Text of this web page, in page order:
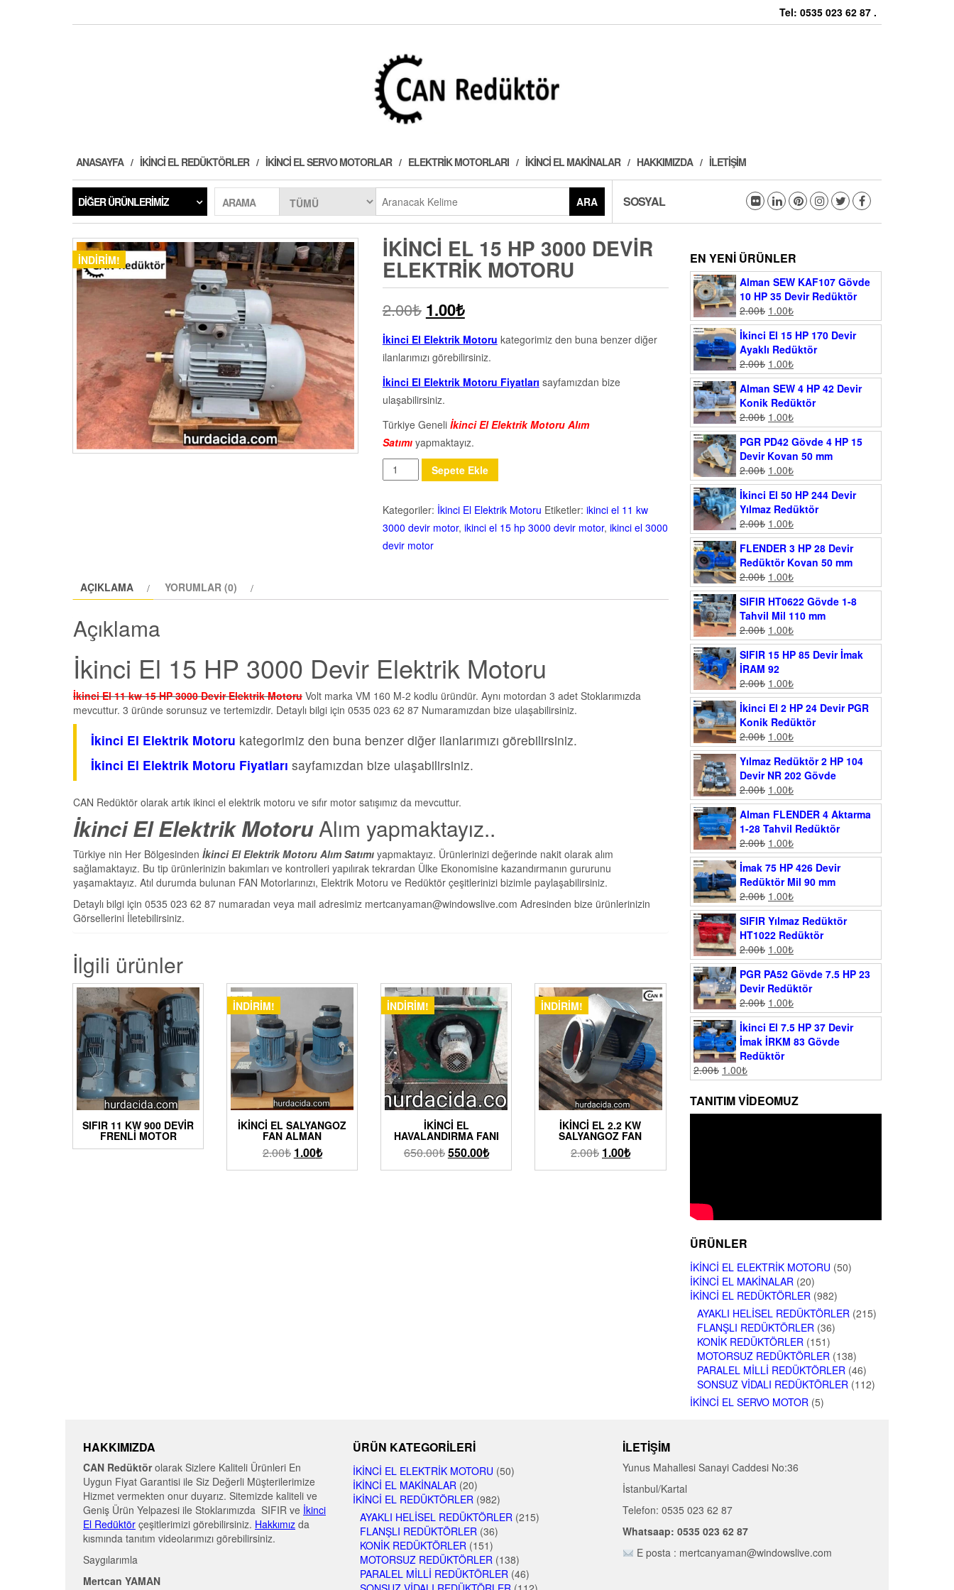
Tel: 0535 023 62 87 .
ANASAYFA İKINCI EL REDÜKTÖRLER İKINCI EL SERVO MOTORLAR ELEKTRIK MOTORLARI İKINCI EL MAKINALAR HAKKIMIZDA İLETIŞIM
DIĞER ÜRÜNLERIMIZ ARAMA ARA SOSYAL
İNDIRIM! İKINCI EL 15 HP 3000 DEVIR
ELEKTRIK MOTORU
2.00₺ 1.00₺
İkinci El Elektrik Motoru kategorimiz den buna benzer diğer
ilanlarımızı görebilirsiniz.
İkinci El Elektrik Motoru Fiyatları sayfamızdan bize
ulaşabilirsiniz.
Türkiye Geneli İkinci El Elektrik Motoru Alım
Satımıyapmaktayız.
Miktar
Sepete Ekle
Kategoriler: İkinci El Elektrik Motoru Etiketler: ikinci el 11 kw
3000 devir motor, ikinci el 15 hp 3000 devir motor, ikinci el 3000
devir motor
AÇIKLAMA YORUMLAR (0)
Açıklama
İkinci El 15 HP 3000 Devir Elektrik Motoru
İkinci El 11 kw 15 HP 3000 Devir Elektrik Motoru Volt marka VM 160 M-2 kodlu üründür. Aynı motordan 3 adet Stoklarımızda
mevcuttur. 3 üründe sorunsuz ve tertemizdir. Detaylı bilgi için 0535 023 62 87 Numaramızdan bize ulaşabilirsiniz.
İkinci El Elektrik Motoru kategorimiz den buna benzer diğer ilanlarımızı görebilirsiniz.
İkinci El Elektrik Motoru Fiyatları sayfamızdan bize ulaşabilirsiniz.
CAN Redüktör olarak artık ikinci el elektrik motoru ve sıfır motor satışımız da mevcuttur.
İkinci El Elektrik MotoruAlım yapmaktayız..
Türkiye nin Her Bölgesinden İkinci El Elektrik Motoru Alım Satımı yapmaktayız. Ürünlerinizi değerinde nakit olarak alım
sağlamaktayız. Bu tip ürünlerinizin bakımları ve kontrolleri yapılırak tekrardan Ülke Ekonomisine kazandırmanın gururunu
yaşamaktayız. Atıl durumda bulunan FAN Motorlarınızı, Elektrik Motoru ve Redüktör çeşitlerinizi bizimle paylaşabilirsiniz.
Detaylı bilgi için 0535 023 62 87 numaradan veya mail adresimiz mertcanyaman@windowslive.com Adresinden bize ürünlerinizin
Görsellerini İletebilirsiniz.
İlgili ürünler
SIFIR 11 KW 900 DEVIR
FRENLI MOTOR
İNDIRIM!
İKINCI EL SALYANGOZ
FAN ALMAN
2.00₺ 1.00₺
İNDIRIM!
İKINCI EL
HAVALANDIRMA FANI
650.00₺550.00₺
İNDIRIM!
İKINCI EL 2.2 KW
SALYANGOZ FAN
2.00₺ 1.00₺
EN YENI ÜRÜNLER
Alman SEW KAF107 Gövde
10 HP 35 Devir Redüktör
2.00₺ 1.00₺
İkinci El 15 HP 170 Devir
Ayaklı Redüktör
2.00₺ 1.00₺
Alman SEW 4 HP 42 Devir
Konik Redüktör
2.00₺ 1.00₺
PGR PD42 Gövde 4 HP 15
Devir Kovan 50 mm
2.00₺ 1.00₺
İkinci El 50 HP 244 Devir
Yılmaz Redüktör
2.00₺ 1.00₺
FLENDER 3 HP 28 Devir
Redüktör Kovan 50 mm
2.00₺ 1.00₺
SIFIR HT0622 Gövde 1-8
Tahvil Mil 110 mm
2.00₺ 1.00₺
SIFIR 15 HP 85 Devir İmak
İRAM 92
2.00₺ 1.00₺
İkinci El 2 HP 24 Devir PGR
Konik Redüktör
2.00₺ 1.00₺
Yılmaz Redüktör 2 HP 104
Devir NR 202 Gövde
2.00₺ 1.00₺
Alman FLENDER 4 Aktarma
1-28 Tahvil Redüktör
2.00₺ 1.00₺
İmak 75 HP 426 Devir
Redüktör Mil 90 mm
2.00₺ 1.00₺
SIFIR Yılmaz Redüktör
HT1022 Redüktör
2.00₺ 1.00₺
PGR PA52 Gövde 7.5 HP 23
Devir Redüktör
2.00₺ 1.00₺
İkinci El 7.5 HP 37 Devir
İmak İRKM 83 Gövde
Redüktör
2.00₺ 1.00₺
TANITIM VIDEOMUZ
ÜRÜNLER
İKINCI EL ELEKTRIK MOTORU (50)
İKINCI EL MAKINALAR (20)
İKINCI EL REDÜKTÖRLER (982)
AYAKLI HELISEL REDÜKTÖRLER (215)
FLANŞLI REDÜKTÖRLER (36)
KONIK REDÜKTÖRLER (151)
MOTORSUZ REDÜKTÖRLER (138)
PARALEL MILLI REDÜKTÖRLER (46)
SONSUZ VIDALI REDÜKTÖRLER (112)
İKINCI EL SERVO MOTOR (5)
HAKKIMIZDA
CAN Redüktörolarak Sizlere Kaliteli Ürünleri En
Uygun Fiyat Garantisi ile Siz Değerli Müşterilerimize
Hizmet vermekten onur duyarız. Sitemizde kaliteli ve
Geniş Ürün Yelpazesi ile Stoklarımızda SIFIR ve İkinci
El Redüktör çeşitlerimizi görebilirsiniz. Hakkımız da
kısmında tanıtım videolarımızı görebilirsiniz.
Saygılarımla
Mertcan YAMAN
ÜRÜN KATEGORILERI
İKINCI EL ELEKTRIK MOTORU (50)
İKINCI EL MAKINALAR (20)
İKINCI EL REDÜKTÖRLER (982)
AYAKLI HELISEL REDÜKTÖRLER (215)
FLANŞLI REDÜKTÖRLER (36)
KONIK REDÜKTÖRLER (151)
MOTORSUZ REDÜKTÖRLER (138)
PARALEL MILLI REDÜKTÖRLER (46)
İLETIŞIM
Yunus Mahallesi Sanayi Caddesi No:36
İstanbul/Kartal
Telefon: 0535 023 62 87
Whatsaap: 0535 023 62 87
E posta : mertcanyaman@windowslive.com